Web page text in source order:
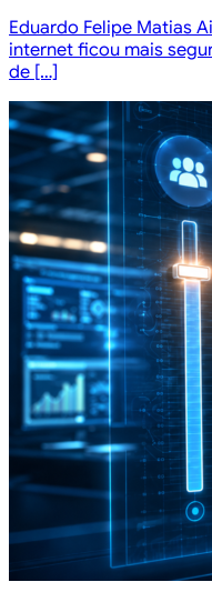
Eduardo Felipe Matias
internet ficou mais
de […]